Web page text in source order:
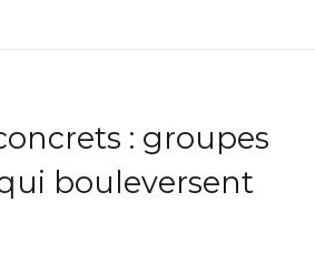
: groupes
bouleversent